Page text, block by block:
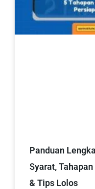
Panduan
Syarat,
& Tips Lolos